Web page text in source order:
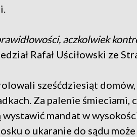
aczkolwiek
Rafał Uściłowski ze
sześćdziesiąt
Za palenie śmieciami,
mandat w
o ukaranie do sądu